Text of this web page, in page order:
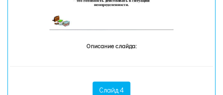
Описание слайда:
Слайд 4